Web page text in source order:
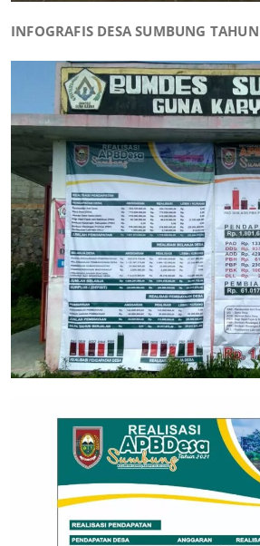
INFOGRAFIS DESA SUMBUNG